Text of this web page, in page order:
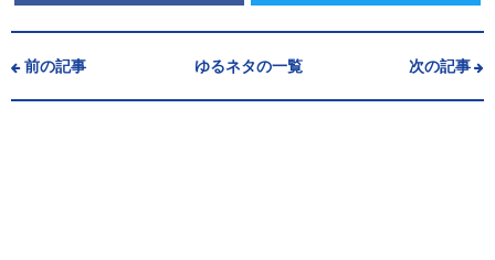
前の記事 ゆるネタの一覧 次の記事